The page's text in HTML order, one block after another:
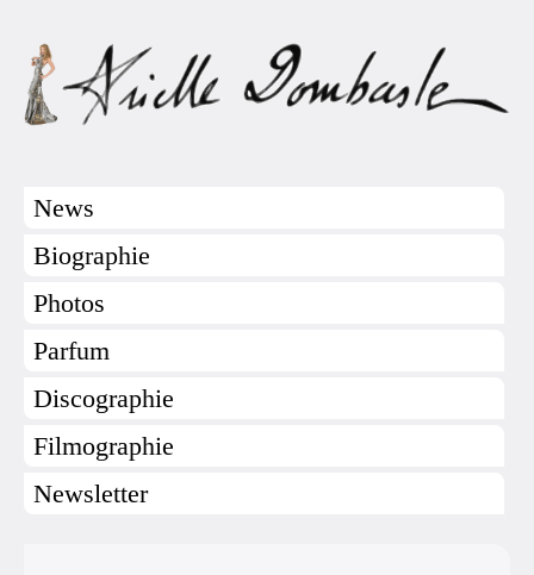
News
Biographie
Photos
Parfum
Discographie
Filmographie
Newsletter